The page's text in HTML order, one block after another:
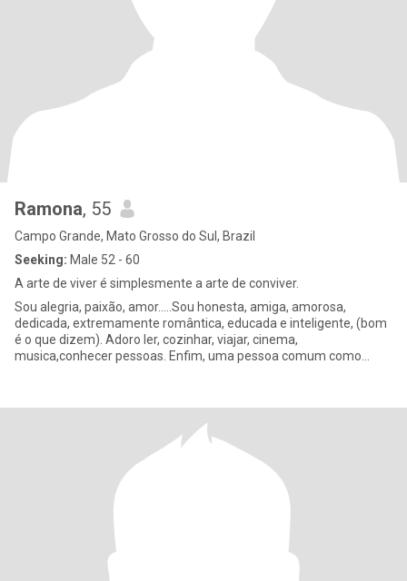
Ramona, 55
Campo Grande, Mato Grosso do Sul, Brazil
Seeking: Male 52 - 60
A arte de viver é simplesmente a arte de conviver.
Sou alegria, paixão, amor.....Sou honesta, amiga, amorosa,
dedicada, extremamente romântica, educada e inteligente, (bom
é o que dizem). Adoro ler, cozinhar, viajar, cinema,
musica,conhecer pessoas. Enfim, uma pessoa comum como